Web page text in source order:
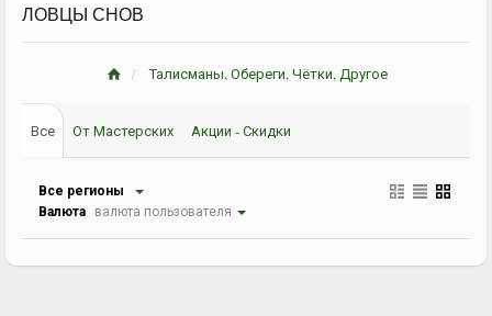
ЛОВЦЫ СНОВ
Талисманы, Обереги, Чётки, Другое
Все От Мастерских Акции - Скидки
Все регионы
Валюта валюта пользователя